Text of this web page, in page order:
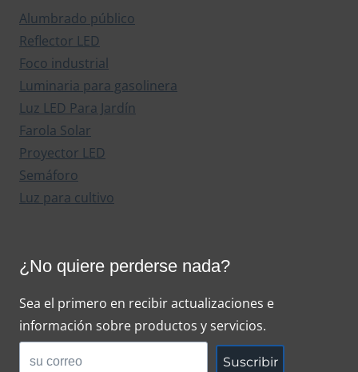
Alumbrado público
Reflector LED
Foco industrial
Luminaria para gasolinera
Luz LED Para Jardín
Farola Solar
Proyector LED
Semáforo
Luz para cultivo
¿No quiere perderse nada?
Sea el primero en recibir actualizaciones e
información sobre productos y servicios.
Suscribir